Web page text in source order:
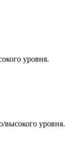
уровня.
высокого уровня.